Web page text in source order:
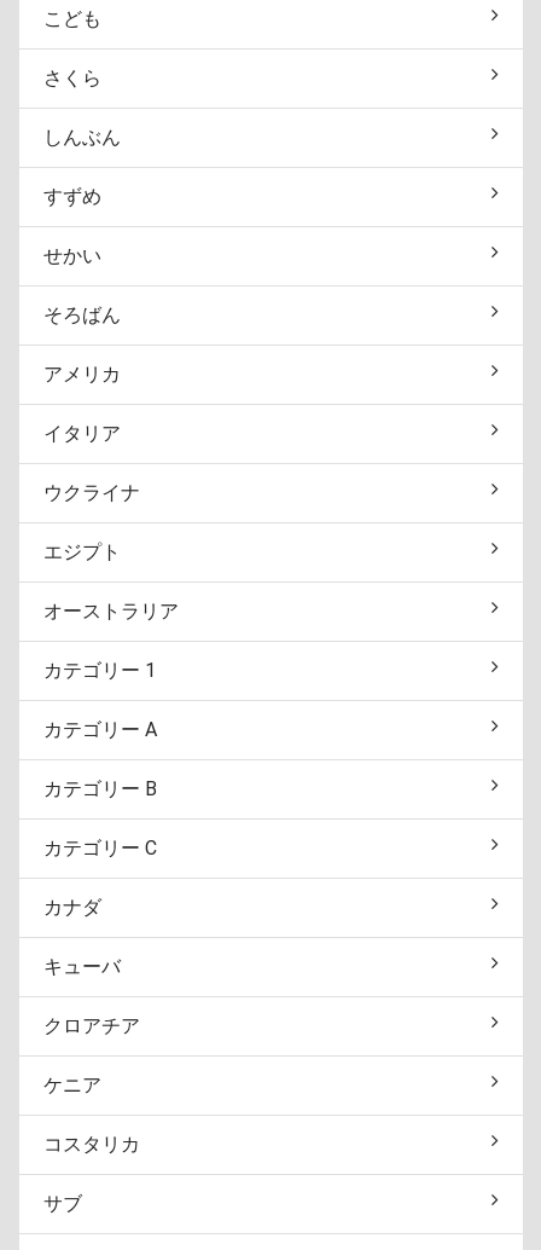
こども
さくら
しんぶん
すずめ
せかい
そろばん
アメリカ
イタリア
ウクライナ
エジプト
オーストラリア
カテゴリー 1
カテゴリー A
カテゴリー B
カテゴリー C
カナダ
キューバ
クロアチア
ケニア
コスタリカ
サブ